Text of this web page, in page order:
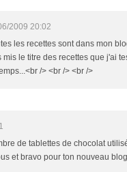
2009 20:02
les recettes sont dans mon
mis le titre des recettes que j'ai
/> <br /> <br />
de tablettes de chocolat
et bravo pour ton nouveau blog